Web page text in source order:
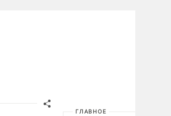
ГЛАВНОЕ